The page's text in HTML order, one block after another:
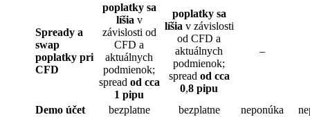
Spready a
swap
poplatky pri
CFD
poplatky sa
líšia v
závislosti od
CFD a
aktuálnych
podmienok;
spread od cca
1 pipu
poplatky sa
líšia v závislosti
od CFD a
aktuálnych
podmienok;
spread od cca
0,8 pipu
–
Demo účet bezplatne bezplatne neponúka